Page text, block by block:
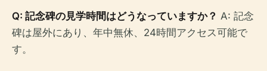
Q: 記念碑の見学時間はどうなっていますか？ A: 記念
碑は屋外にあり、年中無休、24時間アクセス可能で
す。